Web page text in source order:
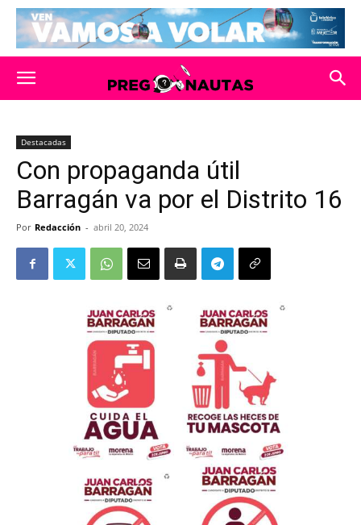
Destacadas
Con propaganda útil
Barragán va por el Distrito 16
Por Redacción - abril 20, 2024